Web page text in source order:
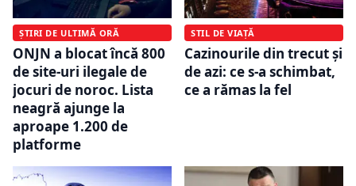
ȘTIRI DE ULTIMĂ ORĂ
ONJN a blocat încă 800
de site-uri ilegale de
jocuri de noroc. Lista
neagră ajunge la
aproape 1.200 de
platforme
STIL DE VIAȚĂ
Cazinourile din trecut și
de azi: ce s-a schimbat,
ce a rămas la fel